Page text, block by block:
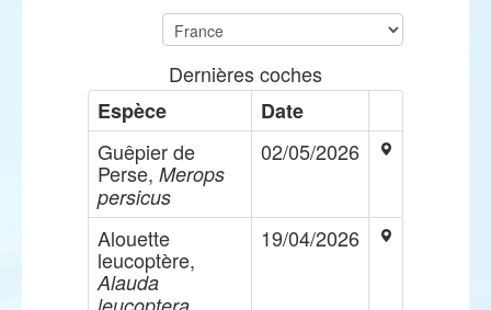
Dernières coches
Espèce
Date
Guêpier de
Perse, Merops
persicus
02/05/2026
Alouette
leucoptère,
Alauda
19/04/2026